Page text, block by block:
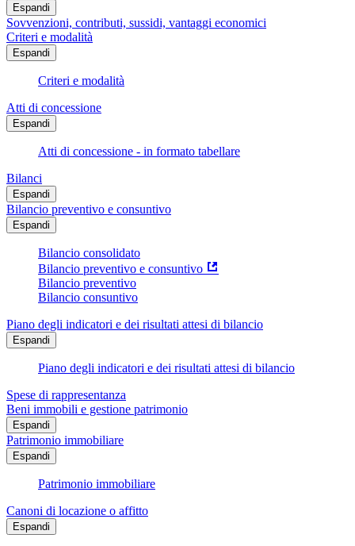
Espandi
Sovvenzioni, contributi, sussidi, vantaggi economici
Criteri e modalità
Espandi
Criteri e modalità
Atti di concessione
Espandi
Atti di concessione - in formato tabellare
Bilanci
Espandi
Bilancio preventivo e consuntivo
Espandi
Bilancio consolidato
Bilancio preventivo e consuntivo
Bilancio preventivo
Bilancio consuntivo
Piano degli indicatori e dei risultati attesi di bilancio
Espandi
Piano degli indicatori e dei risultati attesi di bilancio
Spese di rappresentanza
Beni immobili e gestione patrimonio
Espandi
Patrimonio immobiliare
Espandi
Patrimonio immobiliare
Canoni di locazione o affitto
Espandi